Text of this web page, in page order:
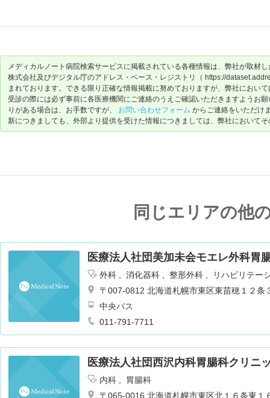
メディカルノート病院検索サービスに掲載されている各種情報は、弊社が取材
株式会社及びデジタル庁のアドレス・ベース・レジストリ（ https://
まれております。できる限り正確な情報掲載に努めておりますが、弊社におい
受診の際には必ず事前に各医療機関にご連絡のうえご確認いただきますようお
りがある場合は、お手数ですが、 お問い合わせフォーム からご連絡をいただけ
新につきましても、外部より提供を受けた情報につきましては、弊社において
同じエリアの他
医療法人社団美加未会モエレ外科胃
外科 消化器科 整形外科
リハビリテー
〒007-0812 北海道札幌市東区東苗穂１２条
中央バス
011-791-7711
医療法人社団西沢内科胃腸科クリニ
内科
胃腸科
〒065-0016 北海道札幌市東区北１６条東